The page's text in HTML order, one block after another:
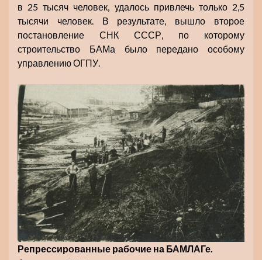
в 25 тысяч человек, удалось привлечь только 2,5
тысячи человек. В результате, вышло второе
постановление СНК СССР, по которому
строительство БАМа было передано особому
управлению ОГПУ.
Репрессированные рабочие на БАМЛАГе.